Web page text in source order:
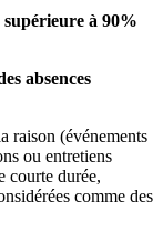
supérieure à 90%
absences
raison (événements
ou entretiens
courte durée,
comme des